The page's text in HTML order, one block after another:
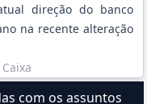
direção do banco
na recente alteração
com os assuntos